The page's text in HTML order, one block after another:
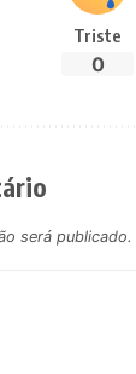
Triste
0
será publicado.